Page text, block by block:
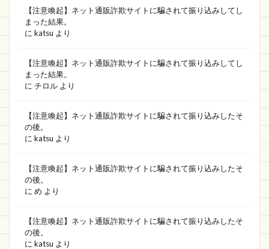
【注意喚起】ネット通販詐欺サイトに騙されて振り込みしてし
まった結果。
に katsu より
【注意喚起】ネット通販詐欺サイトに騙されて振り込みしてし
まった結果。
に チロル より
【注意喚起】ネット通販詐欺サイトに騙されて振り込みしたそ
の後。
に katsu より
【注意喚起】ネット通販詐欺サイトに騙されて振り込みしたそ
の後。
に め より
【注意喚起】ネット通販詐欺サイトに騙されて振り込みしたそ
の後。
に katsu より